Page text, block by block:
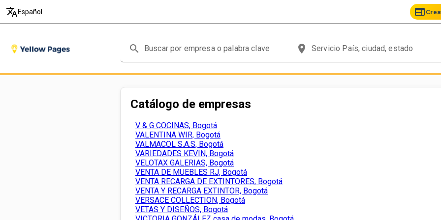
translate Español web
search place
Catálogo de empresas
V & G COCINAS, Bogotá
VALENTINA WIR, Bogotá
VALMACOL S.A.S, Bogotá
VARIEDADES KEVIN, Bogotá
VELOTAX GALERIAS, Bogotá
VENTA DE MUEBLES RJ, Bogotá
VENTA RECARGA DE EXTINTORES, Bogotá
VENTA Y RECARGA EXTINTOR, Bogotá
VERSACE COLLECTION, Bogotá
VETAS Y DISEÑOS, Bogotá